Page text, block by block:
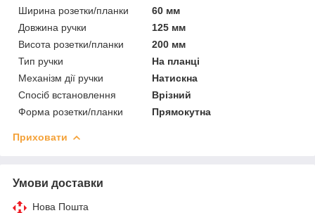
Ширина розетки/планки
60 мм
Довжина ручки
125 мм
Висота розетки/планки
200 мм
Тип ручки
На планці
Механізм дії ручки
Натискна
Спосіб встановлення
Врізний
Форма розетки/планки
Прямокутна
Приховати
Умови доставки
Нова Пошта